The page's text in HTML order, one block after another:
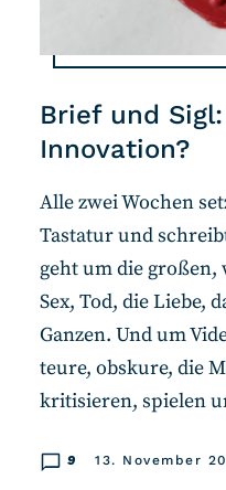
Brief und
Innovation?
9 13. November
Alle zwei Wochen
Tastatur und
geht um die
Sex, Tod, die Liebe,
Ganzen. Und um
teure, obskure, die
kritisieren, spielen